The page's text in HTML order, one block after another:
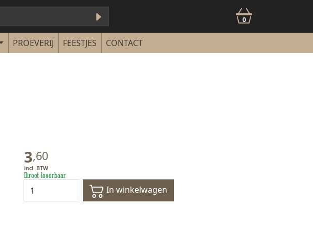
0
PROEVERIJ FEESTJES CONTACT
3,60
Direct leverbaar
In winkelwagen